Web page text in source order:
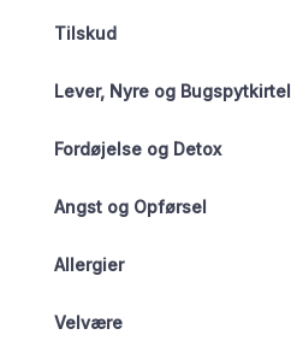
Tilskud
Lever, Nyre og Bugspytkirtel
Fordøjelse og Detox
Angst og Opførsel
Allergier
Velvære